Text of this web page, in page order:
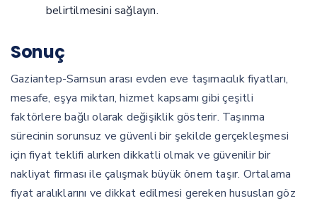
belirtilmesini sağlayın.
Sonuç
Gaziantep-Samsun arası evden eve taşımacılık fiyatları,
mesafe, eşya miktarı, hizmet kapsamı gibi çeşitli
faktörlere bağlı olarak değişiklik gösterir. Taşınma
sürecinin sorunsuz ve güvenli bir şekilde gerçekleşmesi
için fiyat teklifi alırken dikkatli olmak ve güvenilir bir
nakliyat firması ile çalışmak büyük önem taşır. Ortalama
fiyat aralıklarını ve dikkat edilmesi gereken hususları göz